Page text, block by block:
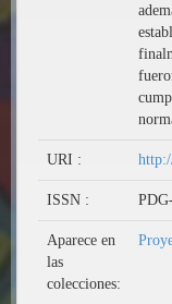
URI :
ISSN :
Aparece en
las
colecciones: